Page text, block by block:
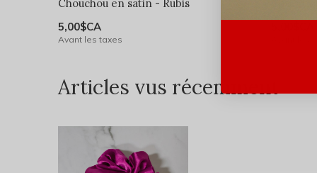
Chouchou en satin - Rubis
5,00$CA
Avant les taxes
Articles vus récemment